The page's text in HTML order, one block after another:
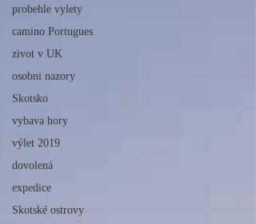
probehle vylety
camino Portugues
zivot v UK
osobni nazory
Skotsko
vybava hory
výlet 2019
dovolená
expedice
Skotské ostrovy